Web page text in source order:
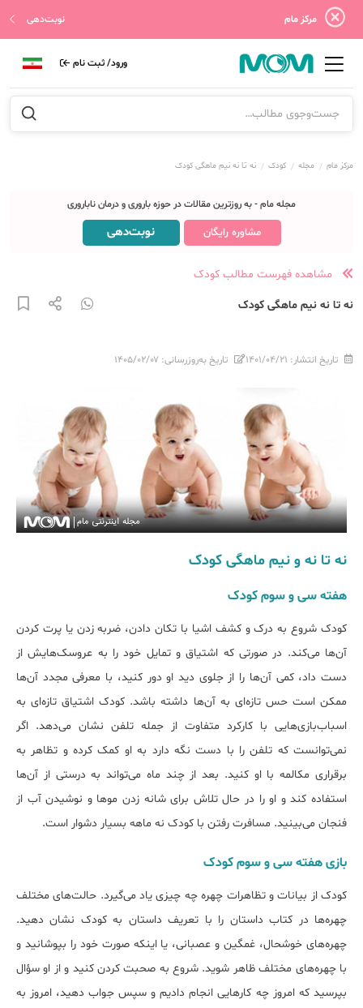
مرکز مام نوبت‌دهی
ورود/ ثبت نام
مرکز مام مجله کودک نه تا نه نیم ماهگی کودک
مجله مام - به روزترین مقالات در حوزه باروری و درمان ناباروری
مشاوره رایگان نوبت‌دهی
مشاهده فهرست مطالب کودک
نه تا نه نیم ماهگی کودک
تاریخ انتشار: ۱۴۰۱/۰۴/۲۱ تاریخ به‌روزرسانی: ۱۴۰۵/۰۲/۰۷
نه تا نه و نیم ماهگی کودک
هفته‌ سی و سوم کودک
کودک شروع به درک و کشف اشیا با تکان دادن، ضربه زدن یا پرت کردن
آن‌ها می‌کند. در صورتی که اشتیاق و تمایل خود را به عروسک‌هایش از
دست داد، کمی آن‌ها را از جلوی دید او دور کنید، با معرفی مجدد آن‌ها
ممکن است حس تازه‌ای به آن‌ها داشته باشد. کودک اشتیاق تازه‌ای به
اسباب‌بازی‌هایی با کارکرد متفاوت از جمله تلفن نشان می‌دهد. اگر
نمی‌توانست که تلفن را با دست نگه دارد به او کمک کرده و تظاهر به
برقراری مکالمه با او کنید. بعد از چند ماه می‌تواند به درستی از آن‌ها
استفاده کند و او را در حال تلاش برای شانه زدن موها و نوشیدن آب از
فنجان می‌بینید. مسافرت رفتن با کودک نه ماهه بسیار دشوار است.
بازی هفته‌ سی و سوم کودک
کودک از بیانات و تظاهرات چهره چه چیزی یاد می‌گیرد. حالت‌های مختلف
چهره‌ها در کتاب داستان را با تعریف داستان به کودک نشان دهید.
چهره‌های خوشحال، غمگین و عصبانی، یا اینکه صورت خود را بپوشانید و
با چهره‌های مختلف ظاهر شوید. شروع به صحبت کردن کنید و از او سؤال
بپرسید که امروز چه کارهایی انجام دادیم و سپس جواب دهید، امروز به